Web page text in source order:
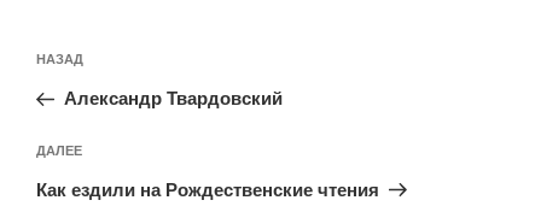
по
записям
Предыдущая
запись:
НАЗАД
Александр Твардовский
Следующая
запись
ДАЛЕЕ
Как ездили на Рождественские чтения